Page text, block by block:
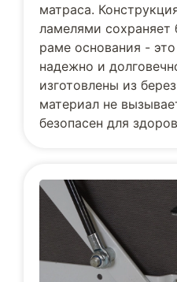
матраса.
ламелями сохраняет
раме основания -
надежно и
изготовлены из
материал не
безопасен для